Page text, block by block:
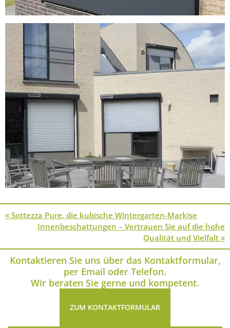
« Sottezza Pure, die kubische Wintergarten-Markise
Innen­beschattungen – Vertrauen Sie auf die hohe
Qualität und Vielfalt »
Kontaktieren Sie uns über das Kontaktformular,
per Email oder Telefon.
Wir beraten Sie gerne und kompetent.
ZUM KONTAKTFORMULAR